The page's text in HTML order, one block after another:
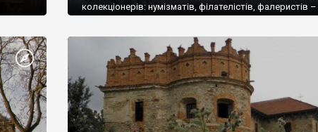
колекціонерів: нумізматів, філателістів, фалеристів –